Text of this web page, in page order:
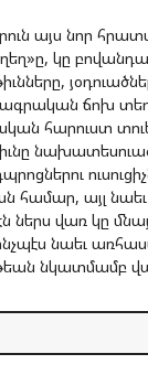
այս նոր
կը
ճոխ
հարուստ
նախատեսուած
համար, այլ
ներս վառ կը
նաեւ
նկատմամբ